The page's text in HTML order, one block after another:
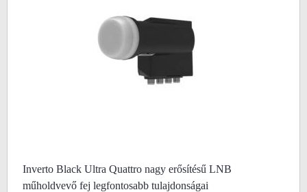
Inverto Black Ultra Quattro nagy erősítésű LNB
műholdvevő fej legfontosabb tulajdonságai